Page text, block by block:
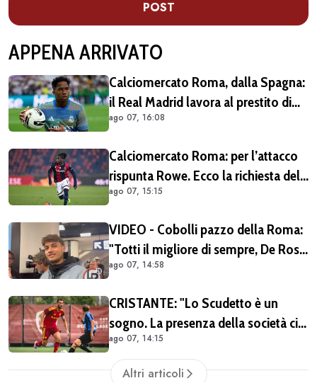
POST
APPENA ARRIVATO
Calciomercato Roma, dalla Spagna:
il Real Madrid lavora al prestito di
Endrick in Premier League
ago 07, 16:08
Calciomercato Roma: per l’attacco
rispunta Rowe. Ecco la richiesta del
Bologna
ago 07, 15:15
VIDEO - Cobolli pazzo della Roma:
"Totti il migliore di sempre, De Rossi
il miglior centrocampista. È il club
ago 07, 14:58
CRISTANTE: "Lo Scudetto è un
sogno. La presenza della società ci
dà una spinta anche sul mercato"
(VIDEO)
ago 07, 14:15
Altri articoli